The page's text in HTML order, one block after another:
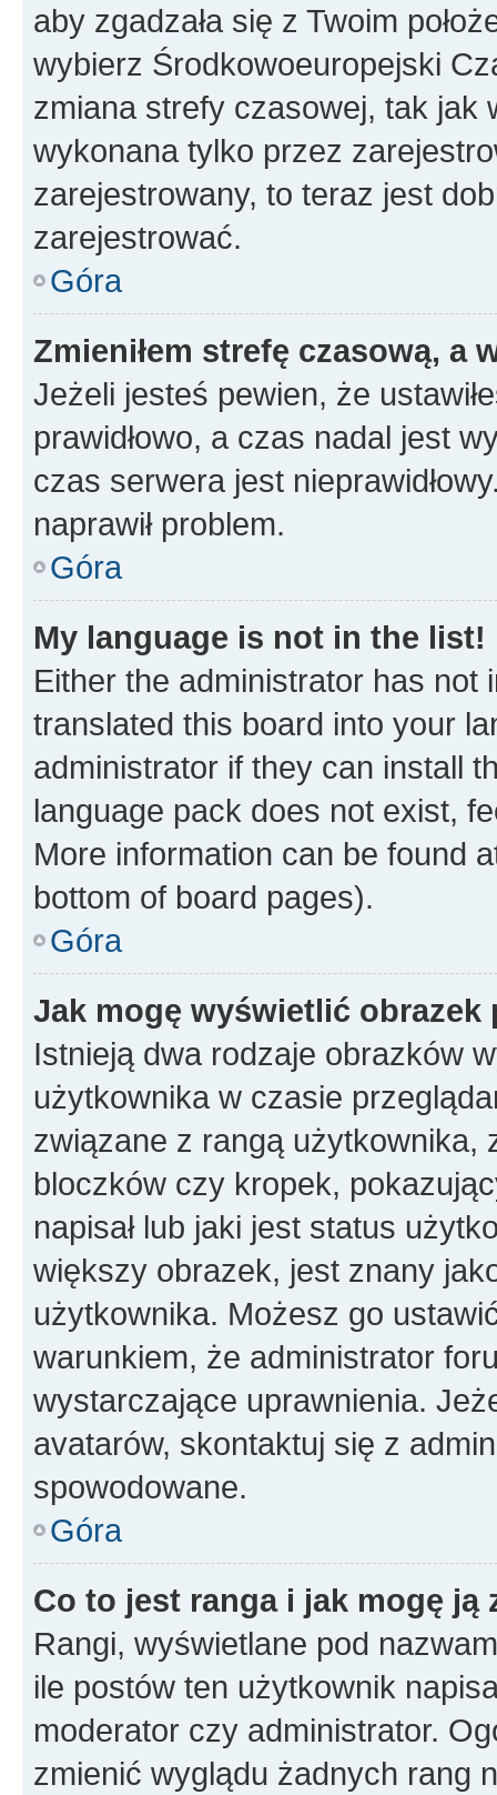
aby zgadzała się z Twoim
wybierz Środkowoeuropejski
zmiana strefy czasowej, tak jak
wykonana tylko przez
zarejestrowany, to teraz jest
zarejestrować.
Góra
Zmieniłem strefę czasową, a
Jeżeli jesteś pewien, że
prawidłowo, a czas nadal jest
czas serwera jest
naprawił problem.
Góra
My language is not in the list!
Either the administrator has not
translated this board into your
administrator if they can install
language pack does not exist,
More information can be found
bottom of board pages).
Góra
Jak mogę wyświetlić
Istnieją dwa rodzaje obrazków
użytkownika w czasie
związane z rangą użytkownika,
bloczków czy kropek,
napisał lub jaki jest status
większy obrazek, jest znany
użytkownika. Możesz go
warunkiem, że administrator
wystarczające uprawnienia.
avatarów, skontaktuj się z
spowodowane.
Góra
Co to jest ranga i jak mogę ją
Rangi, wyświetlane pod
ile postów ten użytkownik
moderator czy administrator.
zmienić wyglądu żadnych rang